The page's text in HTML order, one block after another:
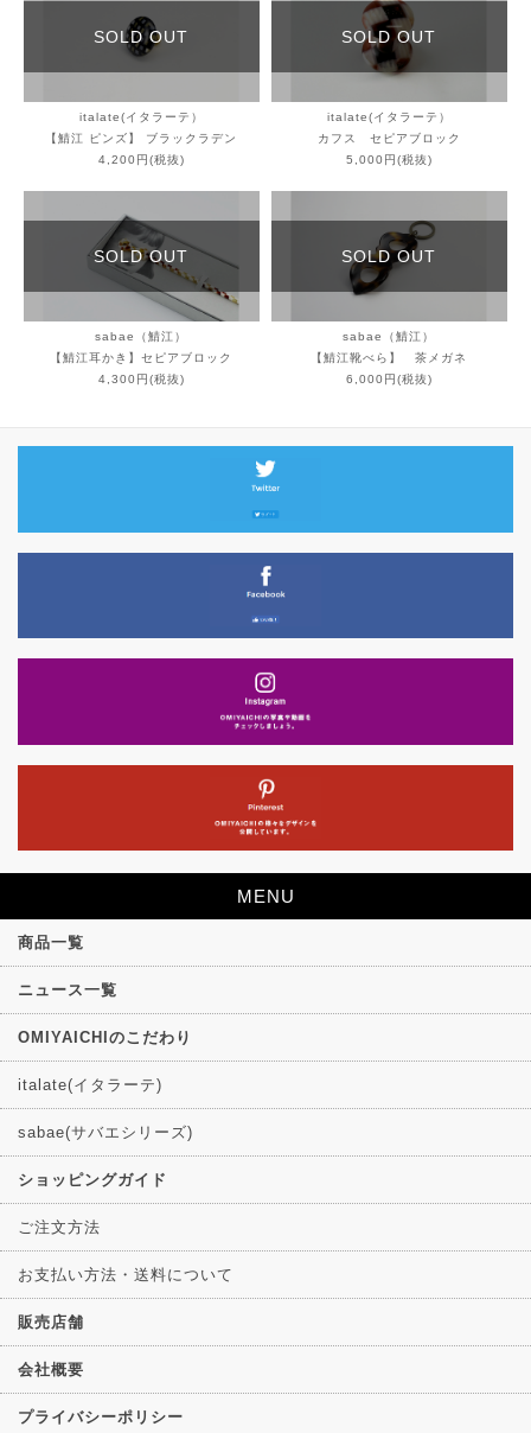
SOLD OUT
italate(イタラーテ）
【鯖江 ピンズ】 ブラックラデン
4,200円(税抜)
SOLD OUT
italate(イタラーテ）
カフス セピアブロック
5,000円(税抜)
SOLD OUT
sabae（鯖江）
【鯖江耳かき】セピアブロック
4,300円(税抜)
SOLD OUT
sabae（鯖江）
【鯖江靴べら】 茶メガネ
6,000円(税抜)
MENU
商品一覧
ニュース一覧
OMIYAICHIのこだわり
italate(イタラーテ)
sabae(サバエシリーズ)
ショッピングガイド
ご注文方法
お支払い方法・送料について
販売店舗
会社概要
プライバシーポリシー